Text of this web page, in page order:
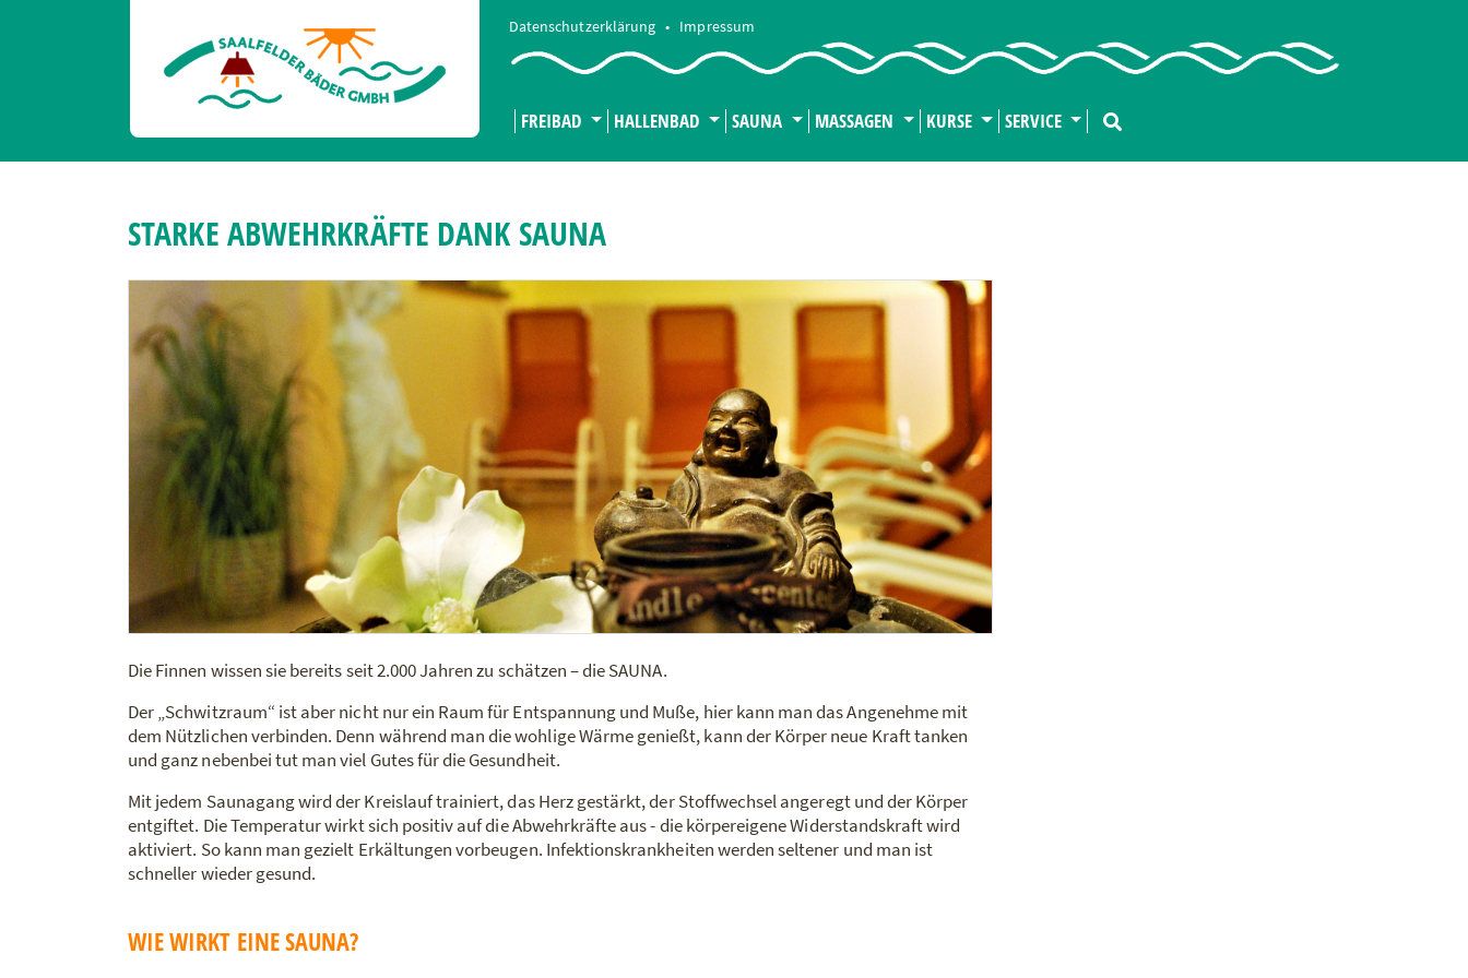
Datenschutzerklärung • Impressum
FREIBAD HALLENBAD SAUNA MASSAGEN KURSE SERVICE
STARKE ABWEHRKRÄFTE DANK SAUNA
Die Finnen wissen sie bereits seit 2.000 Jahren zu schätzen – die SAUNA.
Der „Schwitzraum“ ist aber nicht nur ein Raum für Entspannung und Muße, hier kann man das Angenehme mit
dem Nützlichen verbinden. Denn während man die wohlige Wärme genießt, kann der Körper neue Kraft tanken
und ganz nebenbei tut man viel Gutes für die Gesundheit.
Mit jedem Saunagang wird der Kreislauf trainiert, das Herz gestärkt, der Stoffwechsel angeregt und der Körper
entgiftet. Die Temperatur wirkt sich positiv auf die Abwehrkräfte aus - die körpereigene Widerstandskraft wird
aktiviert. So kann man gezielt Erkältungen vorbeugen. Infektionskrankheiten werden seltener und man ist
schneller wieder gesund.
WIE WIRKT EINE SAUNA?